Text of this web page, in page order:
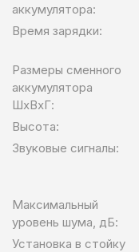
аккумулятора:
Время зарядки:
Размеры сменного
аккумулятора
ШхВхГ:
Высота:
Звуковые сигналы:
Максимальный
уровень шума, дБ:
Установка в стойку